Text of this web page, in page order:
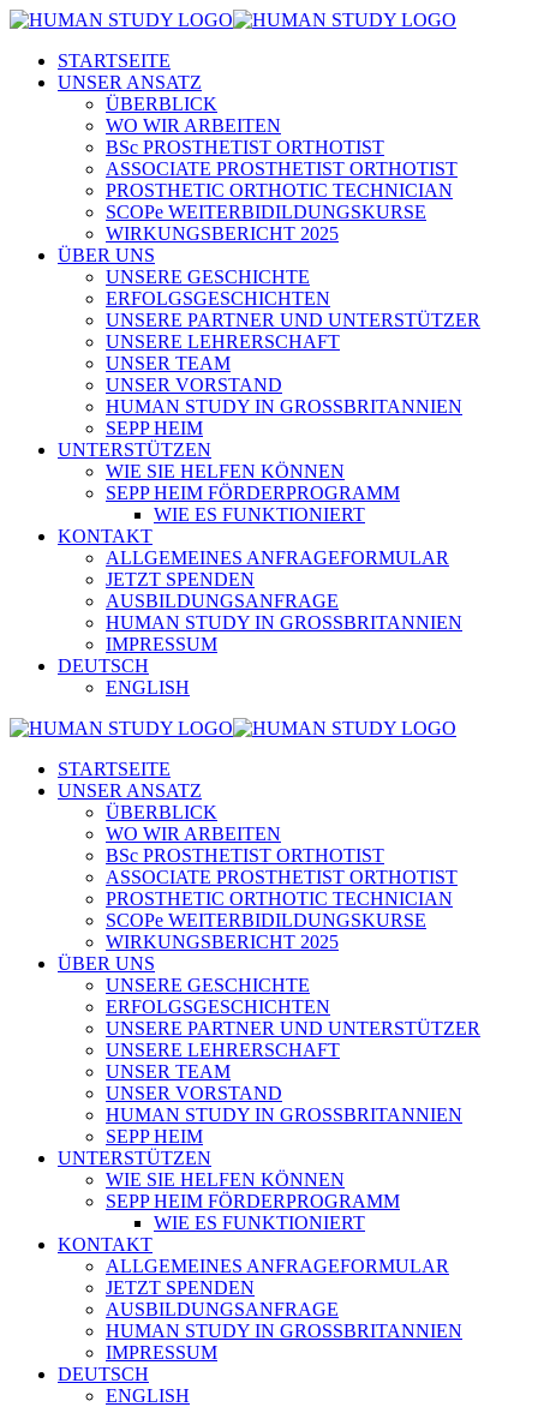
STARTSEITE
UNSER ANSATZ
ÜBERBLICK
WO WIR ARBEITEN
BSc PROSTHETIST ORTHOTIST
ASSOCIATE PROSTHETIST ORTHOTIST
PROSTHETIC ORTHOTIC TECHNICIAN
SCOPe WEITERBIDILDUNGSKURSE
WIRKUNGSBERICHT 2025
ÜBER UNS
UNSERE GESCHICHTE
ERFOLGSGESCHICHTEN
UNSERE PARTNER UND UNTERSTÜTZER
UNSERE LEHRERSCHAFT
UNSER TEAM
UNSER VORSTAND
HUMAN STUDY IN GROSSBRITANNIEN
SEPP HEIM
UNTERSTÜTZEN
WIE SIE HELFEN KÖNNEN
SEPP HEIM FÖRDERPROGRAMM
WIE ES FUNKTIONIERT
KONTAKT
ALLGEMEINES ANFRAGEFORMULAR
JETZT SPENDEN
AUSBILDUNGSANFRAGE
HUMAN STUDY IN GROSSBRITANNIEN
IMPRESSUM
DEUTSCH
ENGLISH
STARTSEITE
UNSER ANSATZ
ÜBERBLICK
WO WIR ARBEITEN
BSc PROSTHETIST ORTHOTIST
ASSOCIATE PROSTHETIST ORTHOTIST
PROSTHETIC ORTHOTIC TECHNICIAN
SCOPe WEITERBIDILDUNGSKURSE
WIRKUNGSBERICHT 2025
ÜBER UNS
UNSERE GESCHICHTE
ERFOLGSGESCHICHTEN
UNSERE PARTNER UND UNTERSTÜTZER
UNSERE LEHRERSCHAFT
UNSER TEAM
UNSER VORSTAND
HUMAN STUDY IN GROSSBRITANNIEN
SEPP HEIM
UNTERSTÜTZEN
WIE SIE HELFEN KÖNNEN
SEPP HEIM FÖRDERPROGRAMM
WIE ES FUNKTIONIERT
KONTAKT
ALLGEMEINES ANFRAGEFORMULAR
JETZT SPENDEN
AUSBILDUNGSANFRAGE
HUMAN STUDY IN GROSSBRITANNIEN
IMPRESSUM
DEUTSCH
ENGLISH